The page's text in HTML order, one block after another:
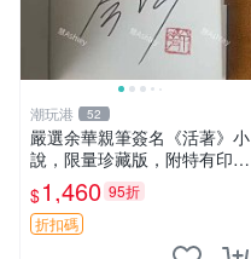
潮玩港 52
嚴選余華親筆簽名《活著》小
說，限量珍藏版，附特有印
章。 活著 小說 簽名書
$1,460 95折
折扣碼